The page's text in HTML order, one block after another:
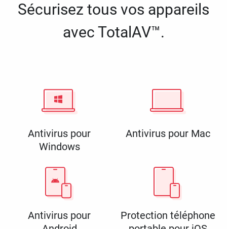
Sécurisez tous vos appareils
avec TotalAV™.
Antivirus pour
Windows
Antivirus pour Mac
Antivirus pour
Protection téléphone